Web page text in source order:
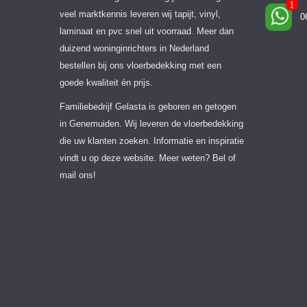
veel marktkennis leveren wij tapijt, vinyl,
laminaat en pvc snel uit voorraad. Meer dan
duizend woninginrichters in Nederland
bestellen bij ons vloerbedekking met een
goede kwaliteit én prijs.
Familiebedrijf Gelasta is geboren en getogen
in Genemuiden. Wij leveren de vloerbedekking
die uw klanten zoeken. Informatie en inspiratie
vindt u op deze website. Meer weten? Bel of
mail ons!